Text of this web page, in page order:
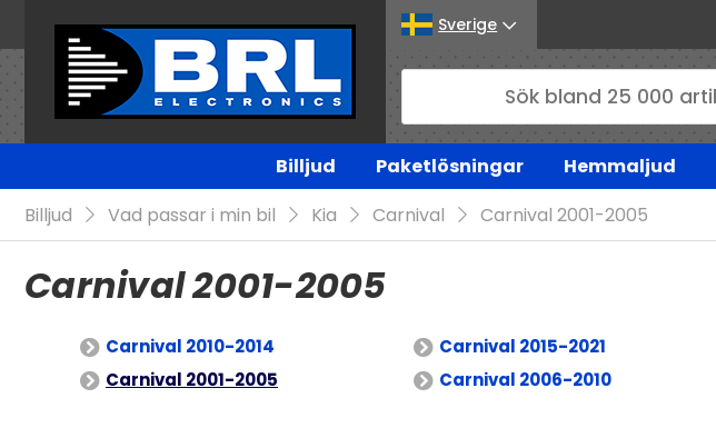
Sverige
Billjud Paketlösningar Hemmaljud
Billjud
Vad passar i min bil Kia Carnival Carnival 2001-2005
Carnival 2001-2005
Carnival 2010-2014 Carnival 2015-2021
Carnival 2001-2005
Carnival 2006-2010